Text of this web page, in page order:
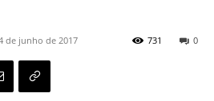
de junho de 2017 0
731